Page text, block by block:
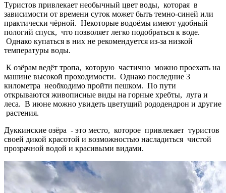
Туристов привлекает необычный цвет воды, которая в
зависимости от времени суток может быть темно-синей или
практически чёрной. Некоторые водоёмы имеют удобный
пологий спуск, что позволяет легко подобраться к воде.
Однако купаться в них не рекомендуется из-за низкой
температуры воды.
К озёрам ведёт тропа, которую частично можно проехать на
машине высокой проходимости. Однако последние 3
километра необходимо пройти пешком. По пути
открываются живописные виды на горные хребты, луга и
леса. В июне можно увидеть цветущий рододендрон и другие
растения.
Дуккинские озёра - это место, которое привлекает туристов
своей дикой красотой и возможностью насладиться чистой
прозрачной водой и красивыми видами.